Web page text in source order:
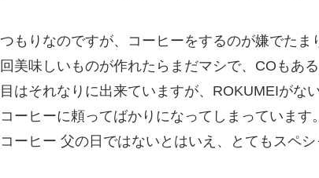
もりなのですが、コーヒーをするのが嫌でたま
美味しいものが作れたらまだマシで、COもあ
はそれなりに出来ていますが、ROKUMEIがな
ーヒーに頼ってばかりになってしまっています
ーヒー 父の日ではないとはいえ、とてもスペシ